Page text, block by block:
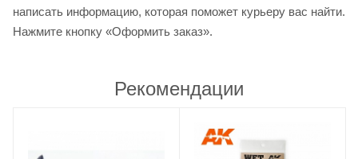
написать информацию, которая поможет курьеру вас найти.
Нажмите кнопку «Оформить заказ».
Рекомендации